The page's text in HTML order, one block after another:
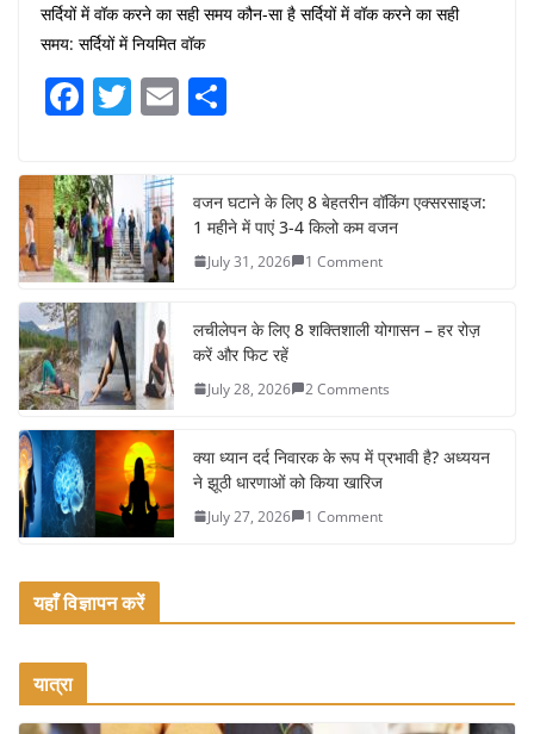
सर्दियों में वॉक करने का सही समय कौन-सा है सर्दियों में वॉक करने का सही
समय: सर्दियों में नियमित वॉक
F
c
e
b
o
o
k
T
itt
er
E
e
वजन घटाने के लिए 8 बेहतरीन वॉकिंग एक्सरसाइज:
1 महीने में पाएं 3-4 किलो कम वजन
July 31, 2026 1 Comment
लचीलेपन के लिए 8 शक्तिशाली योगासन – हर रोज़
करें और फिट रहें
July 28, 2026 2 Comments
क्या ध्यान दर्द निवारक के रूप में प्रभावी है? अध्ययन
ने झूठी धारणाओं को किया खारिज
July 27, 2026 1 Comment
यहाँ विज्ञापन करें
यात्रा